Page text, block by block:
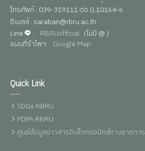
โทรศัพท์ : 039-319111 ต่อ 0,10164-6
อีเมลล์ : saraban@rbru.ac.th
Line
: RBRUofficial (ไม่มี @ )
แผนที่รำไพฯ: Google Map
Quick Link
SDGs RBRU
PDPA RBRU
ศูนย์ข้อมูลข่าวสารอิเล็กทรอนิกส์ทางราชการ